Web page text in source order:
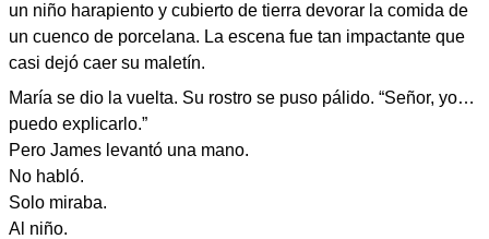
un niño harapiento y cubierto de tierra devorar la comida de
un cuenco de porcelana. La escena fue tan impactante que
casi dejó caer su maletín.
María se dio la vuelta. Su rostro se puso pálido. “Señor, yo…
puedo explicarlo.”
Pero James levantó una mano.
No habló.
Solo miraba.
Al niño.